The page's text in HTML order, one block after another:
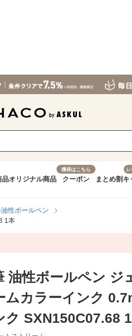
品オリジナル商品
獲得はこちら
クーポン まとめ割キ
油性ボールペン
1本
油性ボールペン ジ
ムカラーインク
ク SXN150C07.68